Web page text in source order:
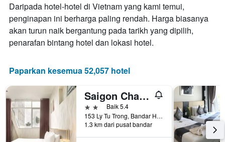
Daripada hotel-hotel di Vietnam yang kami temui,
penginapan ini berharga paling rendah. Harga biasanya
akan turun naik bergantung pada tarikh yang dipilih,
penarafan bintang hotel dan lokasi hotel.
Paparkan kesemua 52,057 hotel
Saigon Charm Hotel
2 bintangBaik 5.4
153 Ly Tu Trong, Bandar Ho Chi Minh, Vietnam
1.3 km dari pusat bandar